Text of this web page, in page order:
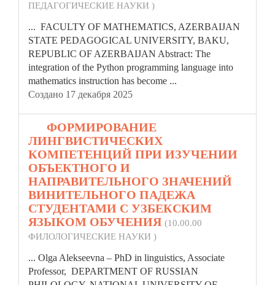
ПЕДАГОГИЧЕСКИЕ НАУКИ )
... FACULTY OF MATHEMATICS, AZERBAIJAN
STATE PEDAGOGICAL UNIVERSITY, BAKU,
REPUBLIC OF AZERBAIJAN Abstract: The
integration of the Python programming language into
mathematics instruction has become ...
Создано 17 декабря 2025
ФОРМИРОВАНИЕ
ЛИНГВИСТИЧЕСКИХ
КОМПЕТЕНЦИЙ ПРИ ИЗУЧЕНИИ
ОБЪЕКТНОГО И
НАПРАВИТЕЛЬНОГО ЗНАЧЕНИЙ
ВИНИТЕЛЬНОГО ПАДЕЖА
СТУДЕНТАМИ С УЗБЕКСКИМ
ЯЗЫКОМ ОБУЧЕНИЯ (10.00.00
ФИЛОЛОГИЧЕСКИЕ НАУКИ )
... Olga Alekseevna – PhD in linguistics, Associate
Professor, DEPARTMENT OF RUSSIAN